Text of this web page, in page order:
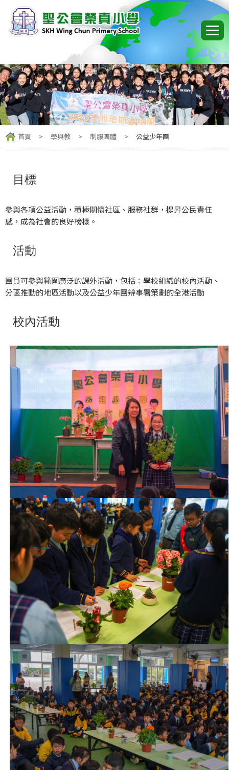
首頁 > 學與教 > 制服團體 > 公益少年團
目標
參與各項公益活動，積極關懷社區、服務社群，提昇公民責任
感，成為社會的良好榜樣。
活動
團員可參與範圍廣泛的課外活動，包括：學校組織的校內活動、
分區推動的地區活動以及公益少年團辨事署策劃的全港活動
校內活動